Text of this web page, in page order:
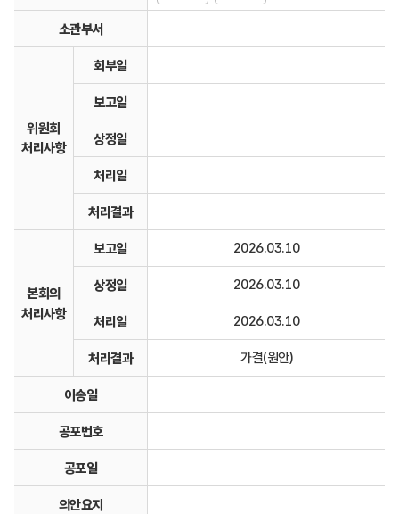
소관부서
위원회
처리사항
회부일
보고일
상정일
처리일
처리결과
본회의
처리사항
보고일 2026.03.10
상정일 2026.03.10
처리일 2026.03.10
처리결과 가결(원안)
이송일
공포번호
공포일
의안요지